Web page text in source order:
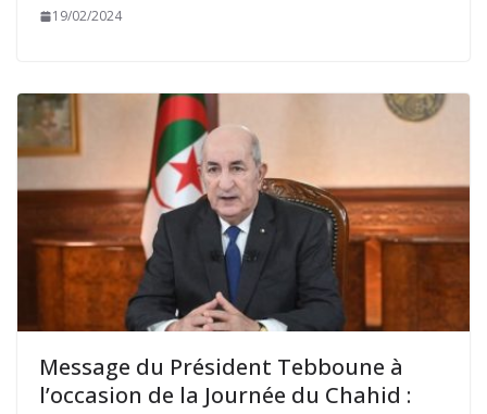
19/02/2024
Message du Président Tebboune à
l’occasion de la Journée du Chahid :